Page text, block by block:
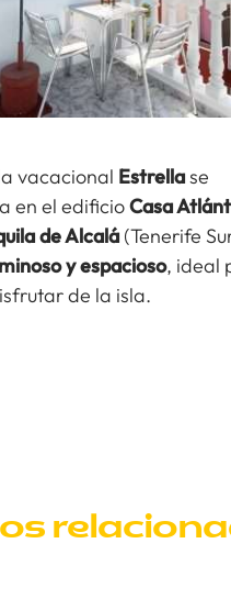
vacacional Estrellase
en el edificioCasa
de Alcalá(Tenerife
y espacioso, ideal
de la isla.